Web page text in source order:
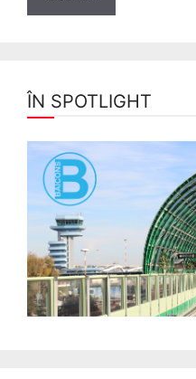
ÎN SPOTLIGHT